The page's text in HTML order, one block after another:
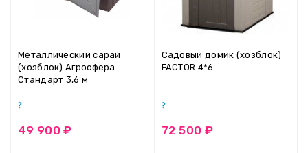
Металлический сарай
(хозблок) Агросфера
Стандарт 3,6 м
49 900 ₽
Садовый домик (хозблок)
FACTOR 4*6
72 500 ₽